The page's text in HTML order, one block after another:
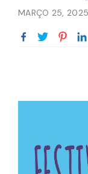
MARÇO 25, 2025